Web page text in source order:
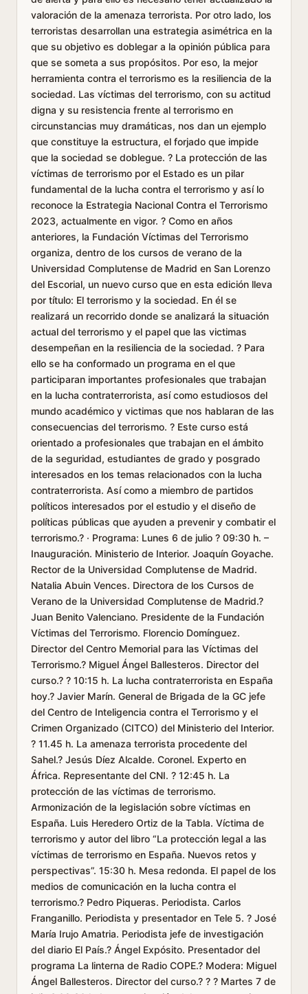
valoración de la amenaza terrorista. Por otro lado, los
terroristas desarrollan una estrategia asimétrica en la
que su objetivo es doblegar a la opinión pública para
que se someta a sus propósitos. Por eso, la mejor
herramienta contra el terrorismo es la resiliencia de la
sociedad. Las víctimas del terrorismo, con su actitud
digna y su resistencia frente al terrorismo en
circunstancias muy dramáticas, nos dan un ejemplo
que constituye la estructura, el forjado que impide
que la sociedad se doblegue. ? La protección de las
víctimas de terrorismo por el Estado es un pilar
fundamental de la lucha contra el terrorismo y así lo
reconoce la Estrategia Nacional Contra el Terrorismo
2023, actualmente en vigor. ? Como en años
anteriores, la Fundación Víctimas del Terrorismo
organiza, dentro de los cursos de verano de la
Universidad Complutense de Madrid en San Lorenzo
del Escorial, un nuevo curso que en esta edición lleva
por título: El terrorismo y la sociedad. En él se
realizará un recorrido donde se analizará la situación
actual del terrorismo y el papel que las victimas
desempeñan en la resiliencia de la sociedad. ? Para
ello se ha conformado un programa en el que
participaran importantes profesionales que trabajan
en la lucha contraterrorista, así como estudiosos del
mundo académico y victimas que nos hablaran de las
consecuencias del terrorismo. ? Este curso está
orientado a profesionales que trabajan en el ámbito
de la seguridad, estudiantes de grado y posgrado
interesados en los temas relacionados con la lucha
contraterrorista. Así como a miembro de partidos
políticos interesados por el estudio y el diseño de
políticas públicas que ayuden a prevenir y combatir el
terrorismo.? · Programa: Lunes 6 de julio ? 09:30 h. –
Inauguración. Ministerio de Interior. Joaquín Goyache.
Rector de la Universidad Complutense de Madrid.
Natalia Abuin Vences. Directora de los Cursos de
Verano de la Universidad Complutense de Madrid.?
Juan Benito Valenciano. Presidente de la Fundación
Víctimas del Terrorismo. Florencio Domínguez.
Director del Centro Memorial para las Víctimas del
Terrorismo.? Miguel Ángel Ballesteros. Director del
curso.? ? 10:15 h. La lucha contraterrorista en España
hoy.? Javier Marín. General de Brigada de la GC jefe
del Centro de Inteligencia contra el Terrorismo y el
Crimen Organizado (CITCO) del Ministerio del Interior.
? 11.45 h. La amenaza terrorista procedente del
Sahel.? Jesús Díez Alcalde. Coronel. Experto en
África. Representante del CNI. ? 12:45 h. La
protección de las víctimas de terrorismo.
Armonización de la legislación sobre víctimas en
España. Luis Heredero Ortiz de la Tabla. Víctima de
terrorismo y autor del libro “La protección legal a las
víctimas de terrorismo en España. Nuevos retos y
perspectivas”. 15:30 h. Mesa redonda. El papel de los
medios de comunicación en la lucha contra el
terrorismo.? Pedro Piqueras. Periodista. Carlos
Franganillo. Periodista y presentador en Tele 5. ? José
María Irujo Amatria. Periodista jefe de investigación
del diario El País.? Ángel Expósito. Presentador del
programa La linterna de Radio COPE.? Modera: Miguel
Ángel Ballesteros. Director del curso.? ? ? Martes 7 de